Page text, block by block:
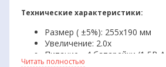
Технические характеристики:
Размер ( ±5%): 255х190 мм
Увеличение: 2.0х
Питание - 4 батарейки (1,5В
Читать полностью